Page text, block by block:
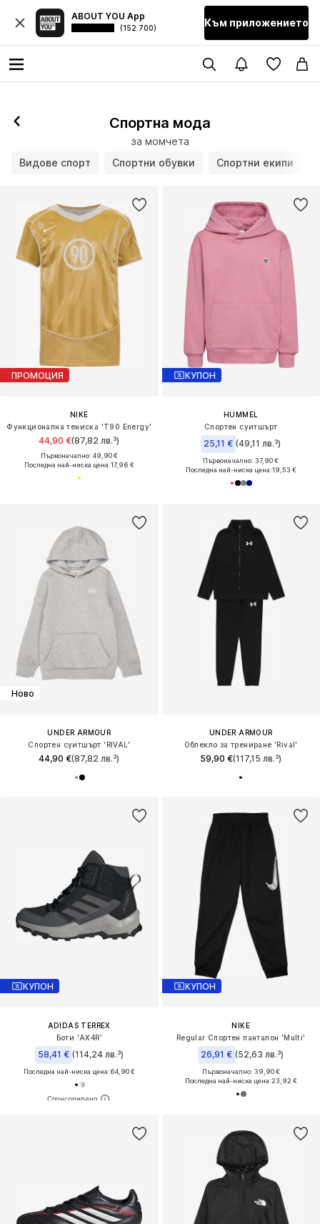
ABOUT YOU App
(152 700) Към приложението
Спортна мода
за момчета
Видове спорт
Спортни обувки Спортни екипи
ПРОМОЦИЯ
NIKE
Функционална тениска 'T90 Energy'
44,90 €(87,82 лв.³)
Първоначално: 49,90 €
Последна най-ниска цена:17,96 €
КУПОН
HUMMEL
Спортен суитшърт
25,11 € (49,11 лв.³)
Първоначално: 37,90 €
Последна най-ниска цена:19,53 €
Ново
UNDER ARMOUR
Спортен суитшърт 'RIVAL'
44,90 €(87,82 лв.³)
UNDER ARMOUR
Облекло за трениране 'Rival'
59,90 €(117,15 лв.³)
КУПОН
ADIDAS TERREX
Боти 'AX4R'
58,41 € (114,24 лв.³)
Последна най-ниска цена:64,90 €
КУПОН
NIKE
Regular Спортен панталон 'Multi'
26,91 € (52,63 лв.³)
Първоначално: 39,90 €
Последна най-ниска цена:23,92 €